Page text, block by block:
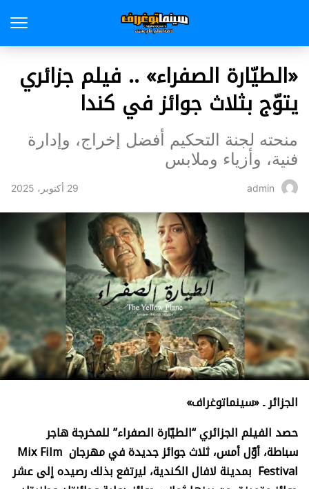
«الطيّارة الصفراء» .. فيلم جزائري
يتوّج بثلاث جوائز في كندا
منحته لجنة التحكيم أفضل إخراج، وإدارة
فنية، وأزياء وملابس
admin 29 أكتوبر، 2025
الجزائر ـ «سينماتوغراف»
حصد الفيلم الجزائري “الطيّارة الصفراء” للمخرجة هاجر
سباطة، أوّل أمس، ثلاث جوائز جديدة في مهرجان Mix Film
Festival بمدينة لافال الكندية، ليرتفع بذلك رصيده إلى عشر